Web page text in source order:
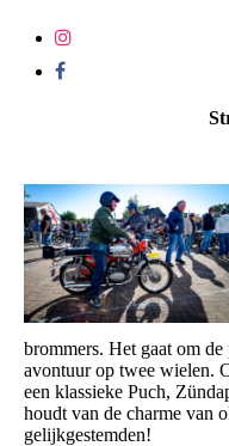
brommers. Het gaat om
avontuur op twee wielen.
een klassieke Puch,
houdt van de charme van
gelijkgestemden!